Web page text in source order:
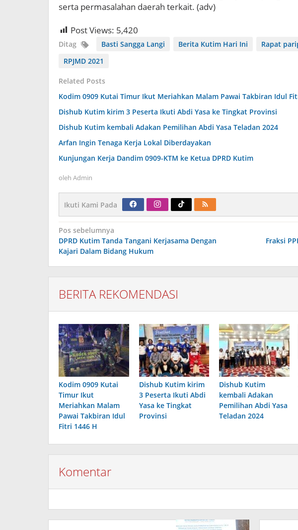
serta permasalahan daerah terkait. (adv)
Post Views: 5,420
Ditag Basti Sangga Langi Berita Kutim Hari Ini
Rapat
RPJMD 2021
Related Posts
Kodim 0909 Kutai Timur Ikut Meriahkan Malam Pawai Takbiran Idul
Dishub Kutim kirim 3 Peserta Ikuti Abdi Yasa ke Tingkat Provinsi
Dishub Kutim kembali Adakan Pemilihan Abdi Yasa Teladan 2024
Arfan Ingin Tenaga Kerja Lokal Diberdayakan
Kunjungan Kerja Dandim 0909-KTM ke Ketua DPRD Kutim
oleh Admin
Ikuti Kami Pada
Navigasi
pos
Pos sebelumnya
DPRD Kutim Tanda Tangani Kerjasama Dengan
Kajari Dalam Bidang Hukum
Fraksi
BERITA REKOMENDASI
Kodim 0909 Kutai
Timur Ikut
Meriahkan Malam
Pawai Takbiran Idul
Fitri 1446 H
Dishub Kutim kirim
3 Peserta Ikuti Abdi
Yasa ke Tingkat
Provinsi
Dishub Kutim
kembali Adakan
Pemilihan Abdi Yasa
Teladan 2024
Komentar